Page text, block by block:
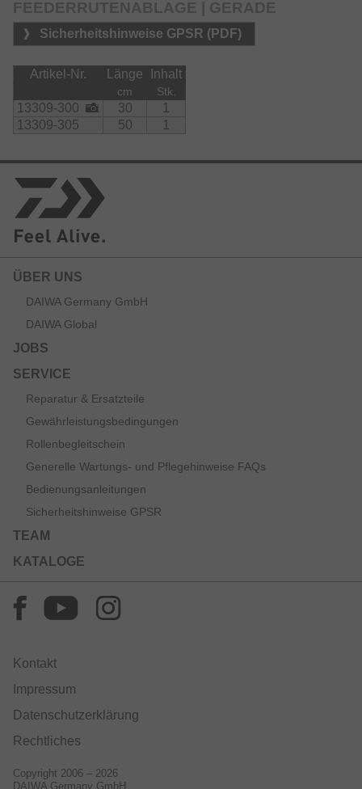
FEEDERRUTENABLAGE | GERADE
Sicherheitshinweise GPSR (PDF)
Artikel-Nr. Länge Inhalt
cm Stk.
13309-300 30
1
13309-305
50 1
ÜBER UNS
DAIWA Germany GmbH
DAIWA Global
JOBS
SERVICE
Reparatur & Ersatzteile
Gewährleistungsbedingungen
Rollenbegleitschein
Generelle Wartungs- und Pflegehinweise FAQs
Bedienungsanleitungen
Sicherheitshinweise GPSR
TEAM
KATALOGE
Kontakt
Impressum
Datenschutzerklärung
Rechtliches
Copyright 2006 – 2026
DAIWA Germany GmbH